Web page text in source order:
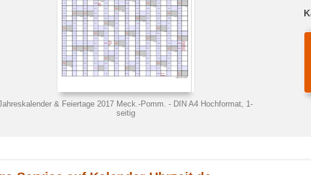
& Feiertage 2017 Meck.-Pomm. - DIN A4 Hochformat, 1-
seitig